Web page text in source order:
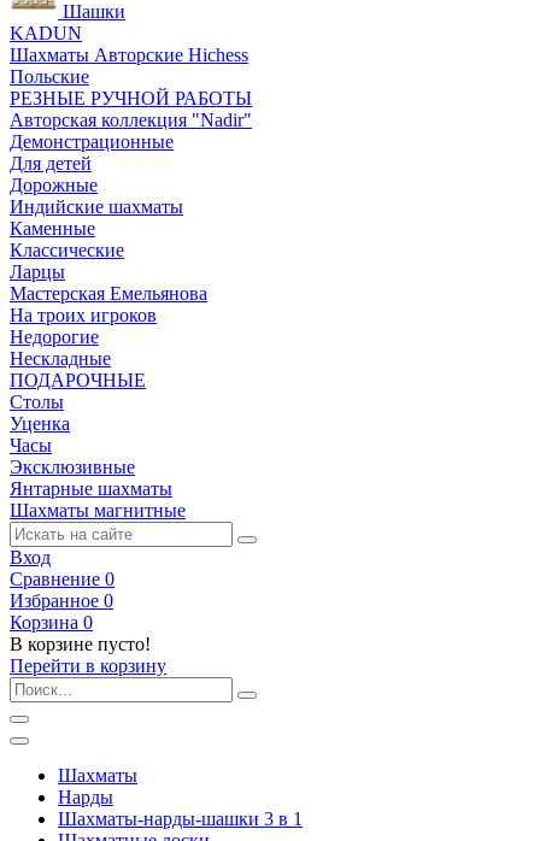
Шашки
KADUN
Шахматы Авторские Hichess
Польские
РЕЗНЫЕ РУЧНОЙ РАБОТЫ
Авторская коллекция "Nadir"
Демонстрационные
Для детей
Дорожные
Индийские шахматы
Каменные
Классические
Ларцы
Мастерская Емельянова
На троих игроков
Недорогие
Нескладные
ПОДАРОЧНЫЕ
Столы
Уценка
Часы
Эксклюзивные
Янтарные шахматы
Шахматы магнитные
Вход
Сравнение 0
Избранное 0
Корзина 0
В корзине пусто!
Перейти в корзину
Шахматы
Нарды
Шахматы-нарды-шашки 3 в 1